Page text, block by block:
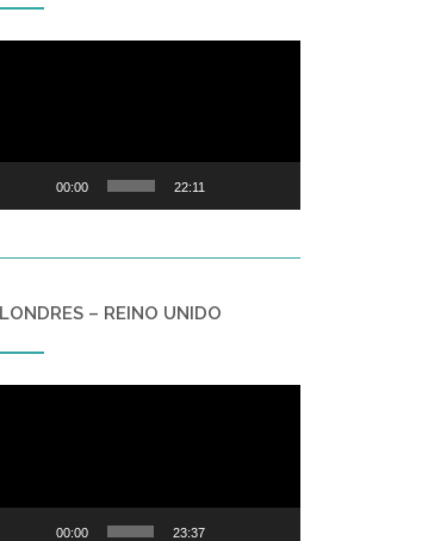
00:00 22:11
LONDRES – REINO UNIDO
00:00 23:37